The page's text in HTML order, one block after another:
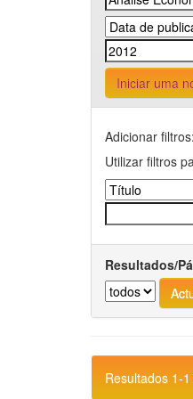
Iniciar uma
Adicionar filtros:
Utilizar filtros
Resultados/
Resultados 1-